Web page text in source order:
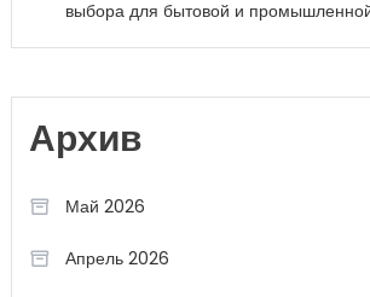
выбора для бытовой и
Архив
Май 2026
Апрель 2026